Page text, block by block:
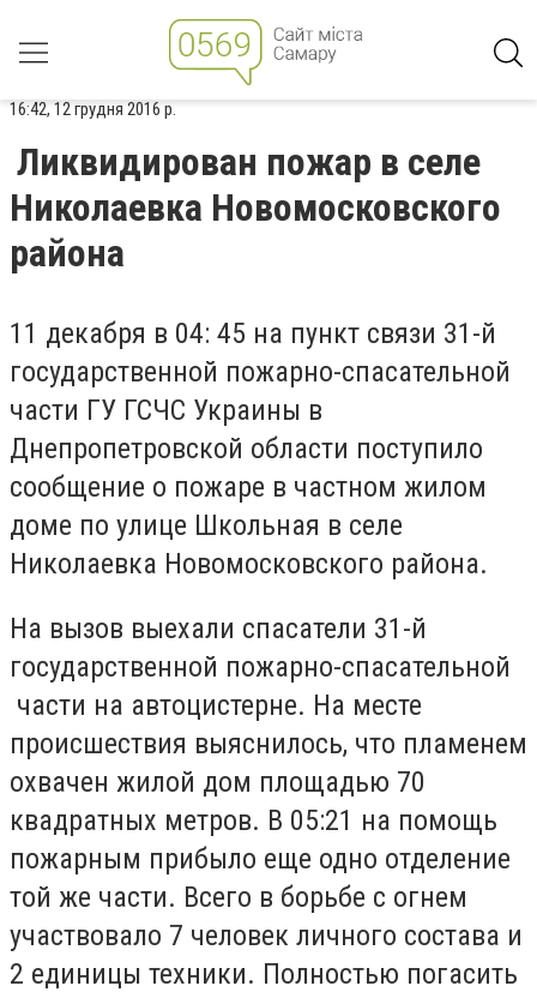
16:42, 12 грудня 2016 р.
Ликвидирован пожар в селе
Николаевка Новомосковского
района
11 декабря в 04: 45 на пункт связи 31-й
государственной пожарно-спасательной
части ГУ ГСЧС Украины в
Днепропетровской области поступило
сообщение о пожаре в частном жилом
доме по улице Школьная в селе
Николаевка Новомосковского района.
На вызов выехали спасатели 31-й
государственной пожарно-спасательной
части на автоцистерне. На месте
происшествия выяснилось, что пламенем
охвачен жилой дом площадью 70
квадратных метров. В 05:21 на помощь
пожарным прибыло еще одно отделение
той же части. Всего в борьбе с огнем
участвовало 7 человек личного состава и
2 единицы техники. Полностью погасить